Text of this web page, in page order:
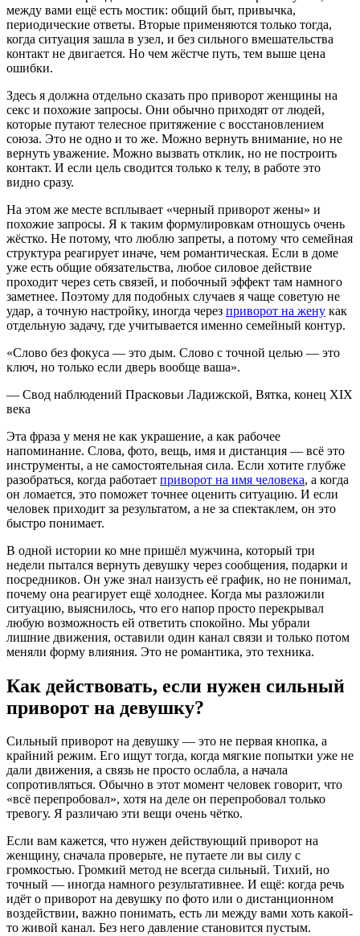
между вами ещё есть мостик: общий быт, привычка,
периодические ответы. Вторые применяются только тогда,
когда ситуация зашла в узел, и без сильного вмешательства
контакт не двигается. Но чем жёстче путь, тем выше цена
ошибки.
Здесь я должна отдельно сказать про приворот женщины на
секс и похожие запросы. Они обычно приходят от людей,
которые путают телесное притяжение с восстановлением
союза. Это не одно и то же. Можно вернуть внимание, но не
вернуть уважение. Можно вызвать отклик, но не построить
контакт. И если цель сводится только к телу, в работе это
видно сразу.
На этом же месте всплывает «черный приворот жены» и
похожие запросы. Я к таким формулировкам отношусь очень
жёстко. Не потому, что люблю запреты, а потому что семейная
структура реагирует иначе, чем романтическая. Если в доме
уже есть общие обязательства, любое силовое действие
проходит через сеть связей, и побочный эффект там намного
заметнее. Поэтому для подобных случаев я чаще советую не
удар, а точную настройку, иногда через приворот на жену как
отдельную задачу, где учитывается именно семейный контур.
«Слово без фокуса — это дым. Слово с точной целью — это
ключ, но только если дверь вообще ваша».
— Свод наблюдений Прасковьи Ладижской, Вятка, конец XIX
века
Эта фраза у меня не как украшение, а как рабочее
напоминание. Слова, фото, вещь, имя и дистанция — всё это
инструменты, а не самостоятельная сила. Если хотите глубже
разобраться, когда работает приворот на имя человека, а когда
он ломается, это поможет точнее оценить ситуацию. И если
человек приходит за результатом, а не за спектаклем, он это
быстро понимает.
В одной истории ко мне пришёл мужчина, который три
недели пытался вернуть девушку через сообщения, подарки и
посредников. Он уже знал наизусть её график, но не понимал,
почему она реагирует ещё холоднее. Когда мы разложили
ситуацию, выяснилось, что его напор просто перекрывал
любую возможность ей ответить спокойно. Мы убрали
лишние движения, оставили один канал связи и только потом
меняли форму влияния. Это не романтика, это техника.
Как действовать, если нужен сильный
приворот на девушку?
Сильный приворот на девушку — это не первая кнопка, а
крайний режим. Его ищут тогда, когда мягкие попытки уже не
дали движения, а связь не просто ослабла, а начала
сопротивляться. Обычно в этот момент человек говорит, что
«всё перепробовал», хотя на деле он перепробовал только
тревогу. Я различаю эти вещи очень чётко.
Если вам кажется, что нужен действующий приворот на
женщину, сначала проверьте, не путаете ли вы силу с
громкостью. Громкий метод не всегда сильный. Тихий, но
точный — иногда намного результативнее. И ещё: когда речь
идёт о приворот на девушку по фото или о дистанционном
воздействии, важно понимать, есть ли между вами хоть какой-
то живой канал. Без него давление становится пустым.